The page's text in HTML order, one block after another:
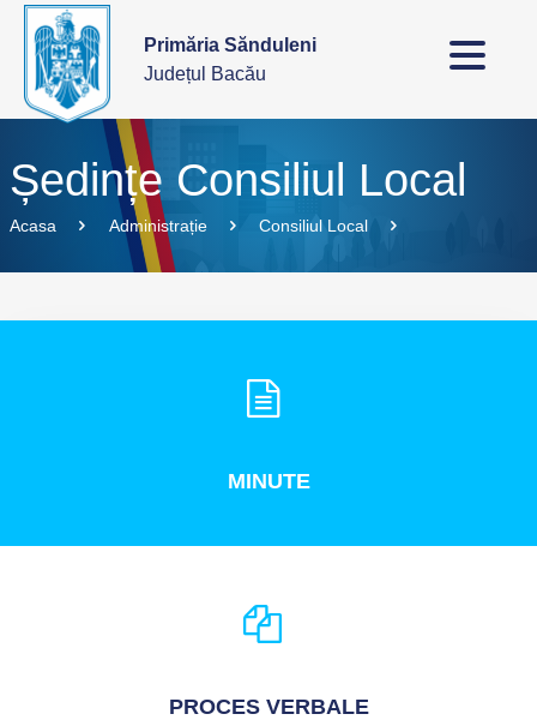
Primăria Sănduleni
Județul Bacău
Ședințe Consiliul Local
Acasa Administrație Consiliul Local
MINUTE
PROCESVERBALE